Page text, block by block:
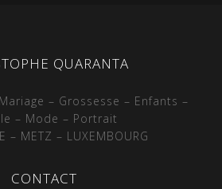
QUARANTA
– Grossesse – Enfants –
– Mode – Portrait
– METZ – LUXEMBOURG
CONTACT